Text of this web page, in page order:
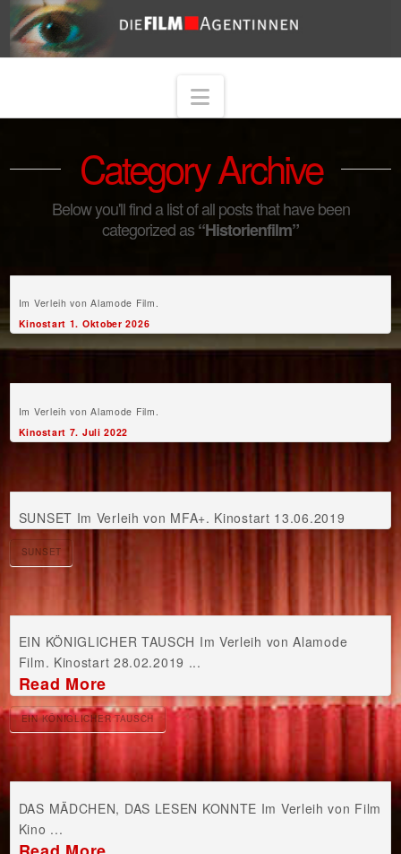
Navigation
Category Archive
Below you'll find a list of all posts that have been
categorized as“Historienfilm”
Im Verleih von Alamode Film.
Kinostart 1. Oktober 2026
Im Verleih von Alamode Film.
Kinostart 7. Juli 2022
SUNSET Im Verleih von MFA+. Kinostart 13.06.2019
SUNSET
EIN KÖNIGLICHER TAUSCH Im Verleih von Alamode
Film. Kinostart 28.02.2019 ...
Read More
EIN KÖNIGLICHER TAUSCH
DAS MÄDCHEN, DAS LESEN KONNTE Im Verleih von Film
Kino ...